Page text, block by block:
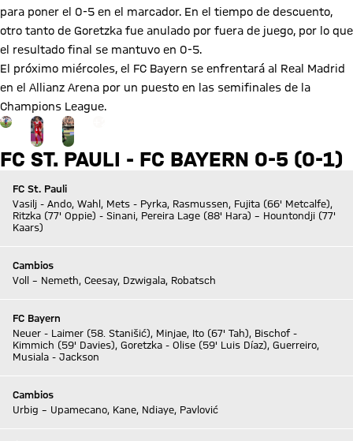
para poner el 0-5 en el marcador. En el tiempo de descuento,
otro tanto de Goretzka fue anulado por fuera de juego, por lo que
el resultado final se mantuvo en 0-5.
El próximo miércoles, el FC Bayern se enfrentará al Real Madrid
en el Allianz Arena por un puesto en las semifinales de la
Champions League.
Ir a la página de la galería: Ver galería
FC ST. PAULI - FC BAYERN 0-5 (0-1)
FC St. Pauli
Vasilj - Ando, Wahl, Mets - Pyrka, Rasmussen, Fujita (66' Metcalfe),
Ritzka (77' Oppie) - Sinani, Pereira Lage (88' Hara) – Hountondji (77'
Kaars)
Cambios
Voll – Nemeth, Ceesay, Dzwigala, Robatsch
FC Bayern
Neuer - Laimer (58. Stanišić), Minjae, Ito (67' Tah), Bischof -
Kimmich (59' Davies), Goretzka - Olise (59' Luis Díaz), Guerreiro,
Musiala - Jackson
Cambios
Urbig – Upamecano, Kane, Ndiaye, Pavlović